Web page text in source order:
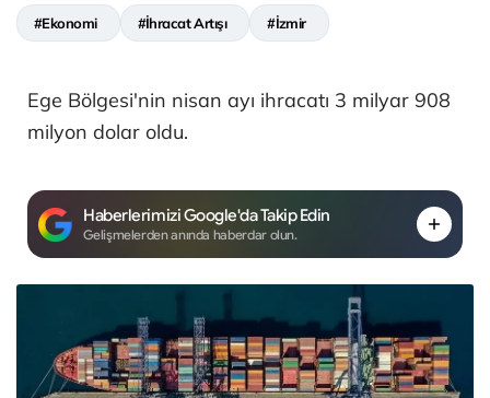
#Ekonomi #İhracat Artışı #İzmir
Ege Bölgesi'nin nisan ayı ihracatı 3 milyar 908
milyon dolar oldu.
Haberlerimizi Google'da Takip Edin
Gelişmelerden anında haberdar olun.